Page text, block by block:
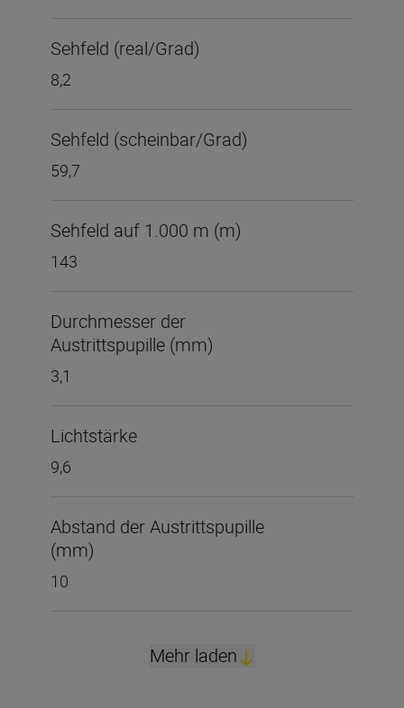
Sehfeld (real/Grad)
8,2
Sehfeld (scheinbar/Grad)
59,7
Sehfeld auf 1.000 m (m)
143
Durchmesser der
Austrittspupille (mm)
3,1
Lichtstärke
9,6
Abstand der Austrittspupille
(mm)
10
Mehr laden